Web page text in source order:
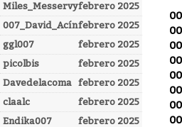
febrero 2025
Miles_Messervy
febrero 2025
007_David_Acín
febrero 2025
ggl007
febrero 2025
picolbis
febrero 2025
Davedelacoma
febrero 2025
claalc
febrero 2025
Endika007